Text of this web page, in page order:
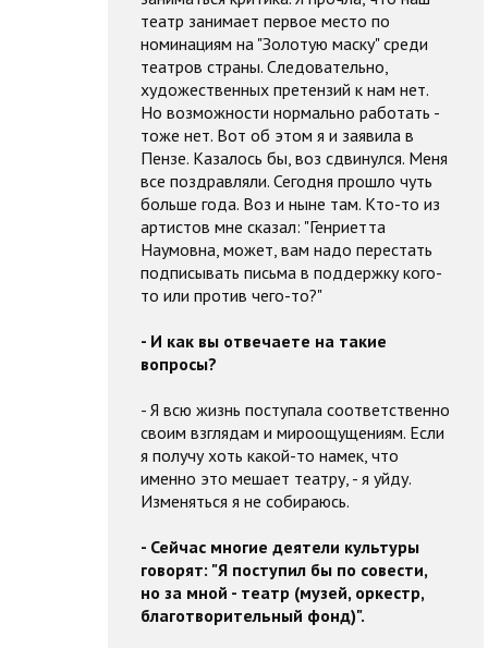
театр занимает первое место по
номинациям на "Золотую маску" среди
театров страны. Следовательно,
художественных претензий к нам нет.
Но возможности нормально работать -
тоже нет. Вот об этом я и заявила в
Пензе. Казалось бы, воз сдвинулся. Меня
все поздравляли. Сегодня прошло чуть
больше года. Воз и ныне там. Кто-то из
артистов мне сказал: "Генриетта
Наумовна, может, вам надо перестать
подписывать письма в поддержку кого-
то или против чего-то?"
- И как вы отвечаете на такие
вопросы?
- Я всю жизнь поступала соответственно
своим взглядам и мироощущениям. Если
я получу хоть какой-то намек, что
именно это мешает театру, - я уйду.
Изменяться я не собираюсь.
- Сейчас многие деятели культуры
говорят: "Я поступил бы по совести,
но за мной - театр (музей, оркестр,
благотворительный фонд)".